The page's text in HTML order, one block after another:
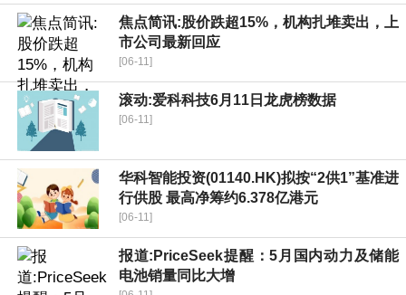
焦点简讯:股价跌超15%，机构扎堆卖出，上
市公司最新回应
[06-11]
滚动:爱科科技6月11日龙虎榜数据
[06-11]
华科智能投资(01140.HK)拟按“2供1”基准进
行供股 最高净筹约6.378亿港元
[06-11]
报道:PriceSeek提醒：5月国内动力及储能
电池销量同比大增